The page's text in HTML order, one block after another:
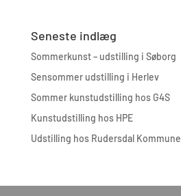
275 kr.
Seneste indlæg
Sommerkunst – udstilling i Søborg
Sensommer udstilling i Herlev
Sommer kunstudstilling hos G4S
Kunstudstilling hos HPE
Udstilling hos Rudersdal Kommune